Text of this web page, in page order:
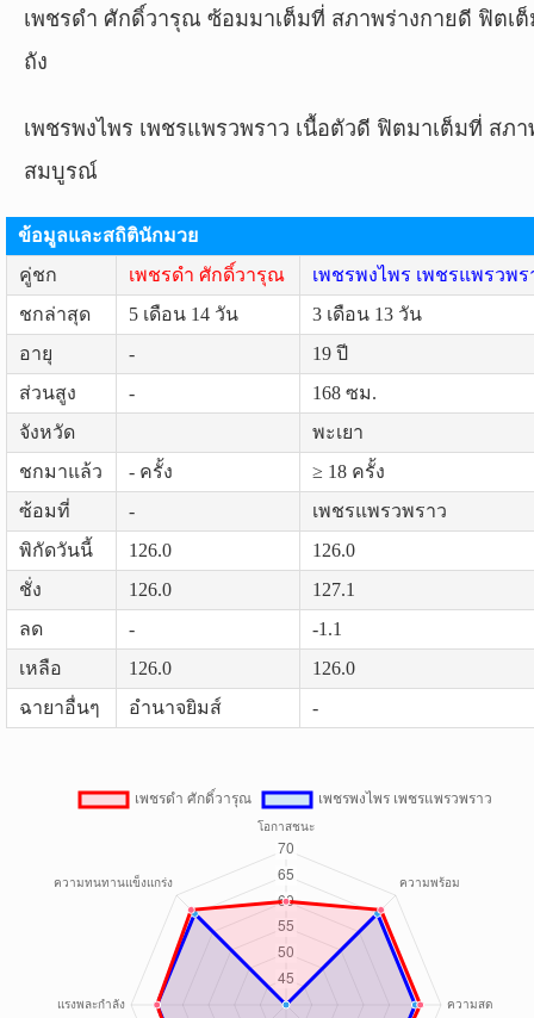
เพชรดำ ศักดิ์วารุณ ซ้อมมาเต็มที่ สภาพร่างกายดี ฟิตเ
ถัง
เพชรพงไพร เพชรแพรวพราว เนื้อตัวดี ฟิตมาเต็มที่ สภา
สมบูรณ์
ข้อมูลและสถิตินักมวย
คู่ชก
เพชรดำ ศักดิ์วารุณ
เพชรพงไพร เพชรแพรวพร
ชกล่าสุด
5 เดือน 14 วัน
3 เดือน 13 วัน
อายุ
-
19 ปี
ส่วนสูง
-
168 ซม.
จังหวัด
พะเยา
ชกมาแล้ว
- ครั้ง
≥ 18 ครั้ง
ซ้อมที่
-
เพชรแพรวพราว
พิกัดวันนี้
126.0
126.0
ชั่ง
126.0
127.1
ลด
-
-1.1
เหลือ
126.0
126.0
ฉายาอื่นๆ
อำนาจยิมส์ -